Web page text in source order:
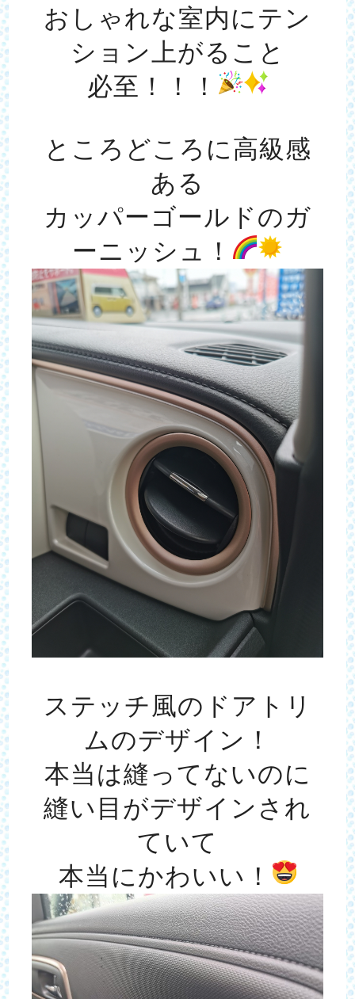
おしゃれな室内にテン
ション上がること
必至！！！
ところどころに高級感
ある
カッパーゴールドのガ
ーニッシュ！
ステッチ風のドアトリ
ムのデザイン！
本当は縫ってないのに
縫い目がデザインされ
ていて
本当にかわいい！